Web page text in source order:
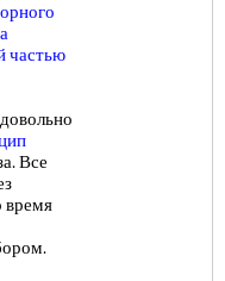
частью
довольно
Все
время